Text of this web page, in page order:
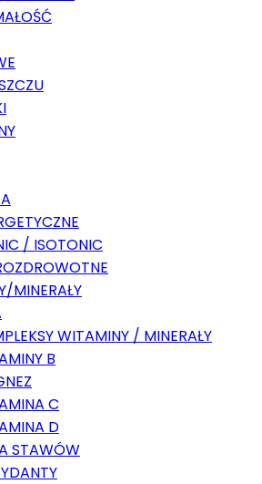
/ ISOTONIC
MINERAŁY
WITAMINY / MINERAŁY
B
C
D
STAWÓW